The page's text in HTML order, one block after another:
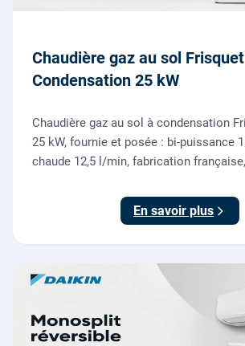
Chaudière gaz au sol
Condensation 25 kW
Chaudière gaz au sol à condensation
25 kW, fournie et posée : bi-puissance
chaude 12,5 l/min, fabrication
En savoir plus